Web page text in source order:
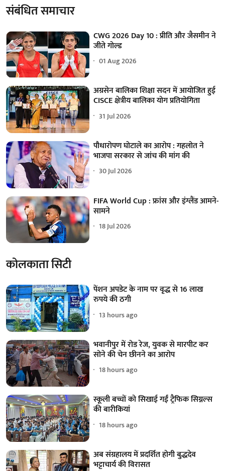
संबंधित समाचार
CWG 2026 Day 10 : प्रीति और जैसमीन ने
जीते गोल्ड
01 Aug 2026
अग्रसेन बालिका शिक्षा सदन में आयोजित हुई
CISCE क्षेत्रीय बालिका योग प्रतियोगिता
31 Jul 2026
पौधारोपण घोटाले का आरोप : गहलोत ने
भाजपा सरकार से जांच की मांग की
30 Jul 2026
FIFA World Cup : फ्रांस और इंग्लैंड आमने-
सामने
18 Jul 2026
कोलकाता सिटी
पेंशन अपडेट के नाम पर वृद्ध से 16 लाख
रुपये की ठगी
13 hours ago
भवानीपुर में रोड रेज, युवक से मारपीट कर
सोने की चेन छीनने का आरोप
18 hours ago
स्कूली बच्चों को सिखाई गईं ट्रैफिक सिग्नल्स
की बारीकियां
18 hours ago
अब संग्रहालय में प्रदर्शित होगी बुद्धदेव
भट्टाचार्य की विरासत